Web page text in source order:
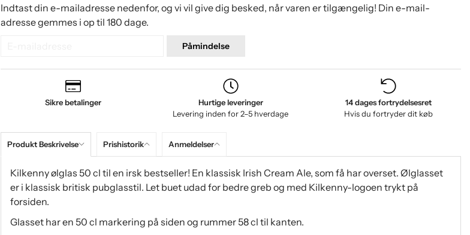
Indtast din e-mailadresse nedenfor, og vi vil give dig besked, når varen er tilgængelig! Din e-mail-
adresse gemmes i op til 180 dage.
Påmindelse
Sikre betalinger
Hurtige leveringer
Levering inden for 2–5 hverdage
14 dages fortrydelsesret
Hvis du fortryder dit køb
Produkt Beskrivelse Prishistorik Anmeldelser
Kilkenny ølglas 50 cl til en irsk bestseller! En klassisk Irish Cream Ale, som få har overset. Ølglasset
er i klassisk britisk pubglasstil. Let buet udad for bedre greb og med Kilkenny-logoen trykt på
forsiden.
Glasset har en 50 cl markering på siden og rummer 58 cl til kanten.